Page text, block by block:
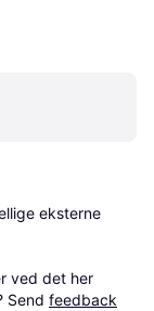
eksterne
ved det her
Send feedback